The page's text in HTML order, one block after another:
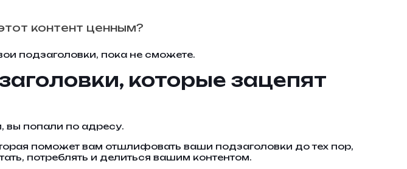
контент ценным?
подзаголовки, пока не сможете.
которые зацепят
вы попали по адресу.
поможет вам отшлифовать ваши подзаголовки до тех пор,
потреблять и делиться вашим контентом.